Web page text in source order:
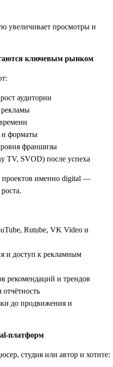
увеличивает просмотры и
ключевым рынком
аудитории
и форматы
франшизы
TV, SVOD) после успеха
проектов именно digital —
Rutube, VK Video и
и доступ к рекламным
рекомендаций и трендов
до продвижения и
платформ
студия или автор и хотите: